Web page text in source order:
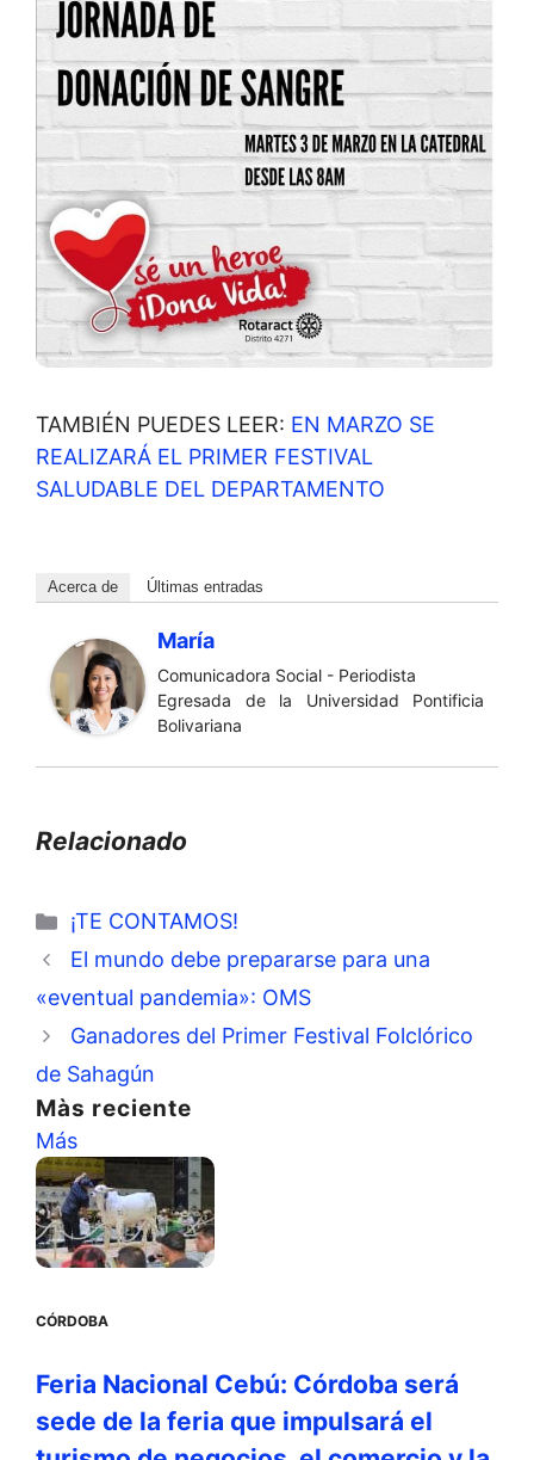
TAMBIÉN PUEDES LEER: EN MARZO SE
REALIZARÁ EL PRIMER FESTIVAL
SALUDABLE DEL DEPARTAMENTO
Acerca de Últimas entradas
María
Comunicadora Social - Periodista
Egresada de la Universidad Pontificia
Bolivariana
Relacionado
Categorías
¡TE CONTAMOS!
El mundo debe prepararse para una
«eventual pandemia»: OMS
Ganadores del Primer Festival Folclórico
de Sahagún
Màs reciente
Más
CÓRDOBA
Feria Nacional Cebú: Córdoba será
sede de la feria que impulsará el